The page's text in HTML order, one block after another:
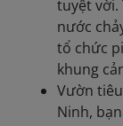
tuyệt vời.
nước
tổ chức
khung
Vườn
Ninh,